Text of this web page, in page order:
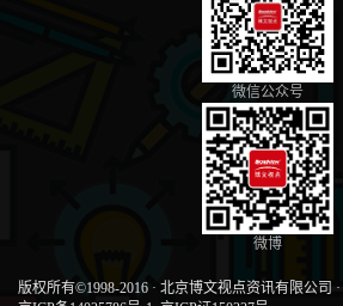
微信公众号
微博
版权所有©1998-2016 · 北京博文视点资讯有限公司 ·